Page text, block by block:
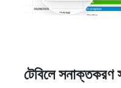
টেবিলে সনাক্তকরণ